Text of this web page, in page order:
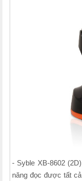
- Syble XB-8602
năng đọc được tất